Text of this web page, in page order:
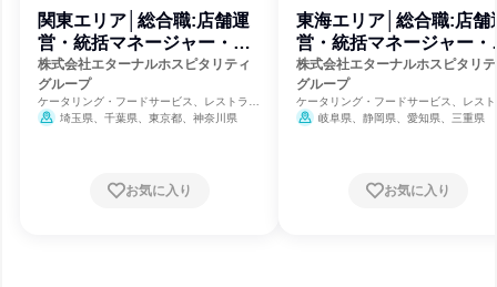
関東エリア│総合職:店舗運
営・統括マネージャー・本
部スタッフ
株式会社エターナルホスピタリティ
グループ
ケータリング・フードサービス、レストラ
ン・カフェ、食品・飲料メーカー
埼玉県、千葉県、東京都、神奈川県
お気に入り
東海エリア│総合職:店舗
営・統括マネージャー・
部スタッフ
株式会社エターナルホスピタリ
グループ
ケータリング・フードサービス、レス
ン・カフェ、食品・飲料メーカー
岐阜県、静岡県、愛知県、三重県
お気に入り